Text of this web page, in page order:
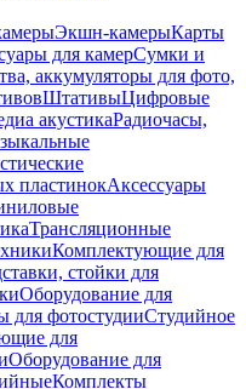
Экшн-камерыКарты
для камерСумки и
аккумуляторы для фото,
ШтативыЦифровые
акустикаРадиочасы,
пластинокАксессуары
Трансляционные
Комплектующие для
стойки для
Оборудование для
для фотостудииСтудийное
для
Оборудование для
Комплекты